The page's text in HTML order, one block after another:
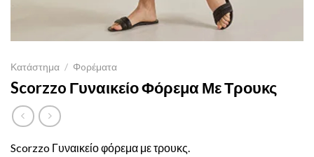
Κατάστημα / Φoρέματα
Scorzzo Γυναικείο Φόρεμα Με Τρουκς
Scorzzo Γυναικείο φόρεμα με τρουκς.